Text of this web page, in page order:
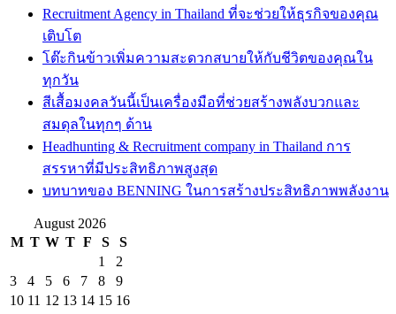
Recruitment Agency in Thailand ที่จะช่วยให้ธุรกิจของคุณ
เติบโต
โต๊ะกินข้าวเพิ่มความสะดวกสบายให้กับชีวิตของคุณใน
ทุกวัน
สีเสื้อมงคลวันนี้เป็นเครื่องมือที่ช่วยสร้างพลังบวกและ
สมดุลในทุกๆ ด้าน
Headhunting & Recruitment company in Thailand การ
สรรหาที่มีประสิทธิภาพสูงสุด
บทบาทของ BENNING ในการสร้างประสิทธิภาพพลังงาน
August 2026
M T W T F S
S
1
2
3
4 5 6 7 8
9
10 11 12 13 14 15 16